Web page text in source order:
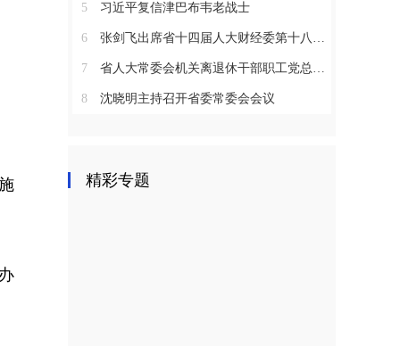
5 习近平复信津巴布韦老战士
6 张剑飞出席省十四届人大财经委第十八次全体会议
7 省人大常委会机关离退休干部职工党总支召开2025年度总结表彰大会
8 沈晓明主持召开省委常委会会议
精彩专题